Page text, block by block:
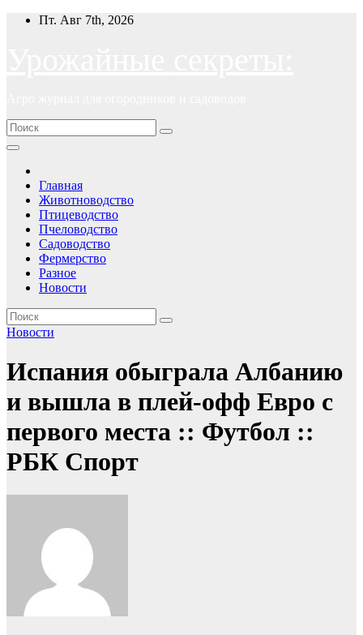
ПерейтиПт. Авг 7th, 2026
Главная
Животноводство
Птицеводство
Пчеловодство
Садоводство
Фермерство
Разное
Новости
Новости
Испания обыграла Албанию
и вышла в плей-офф Евро с
первого места :: Футбол ::
РБК Спорт